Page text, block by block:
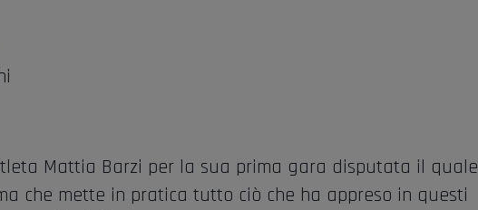
Mattia Barzi per la sua prima gara disputata il quale
che mette in pratica tutto ciò che ha appreso in questi